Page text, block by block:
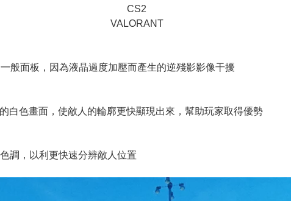
CS2
VALORANT
般面板，因為液晶過度加壓而產生的逆殘影影像干擾
白色畫面，使敵人的輪廓更快顯現出來，幫助玩家取得優勢
調，以利更快速分辨敵人位置